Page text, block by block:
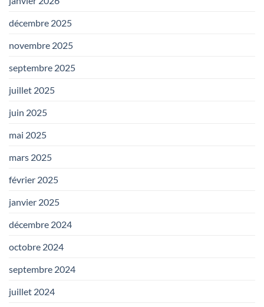
décembre 2025
novembre 2025
septembre 2025
juillet 2025
juin 2025
mai 2025
mars 2025
février 2025
janvier 2025
décembre 2024
octobre 2024
septembre 2024
juillet 2024